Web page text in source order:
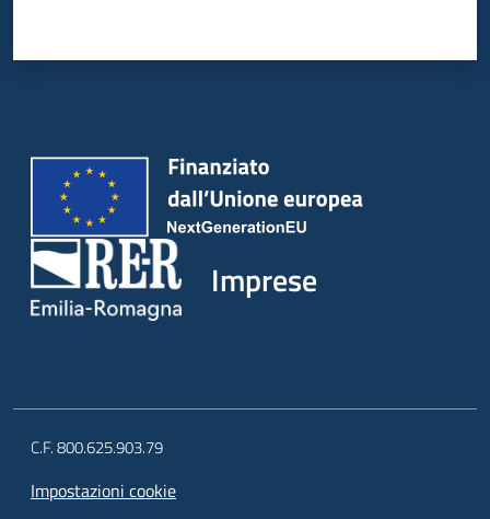
Imprese
C.F. 800.625.903.79
Impostazioni cookie